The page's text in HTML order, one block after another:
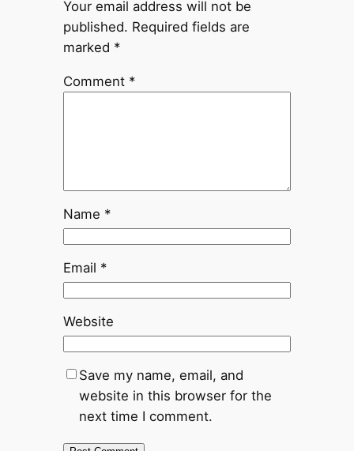
Your email address will not be
published. Required fields are
marked *
Comment *
Name *
Email *
Website
Save my name, email, and
website in this browser for the
next time I comment.